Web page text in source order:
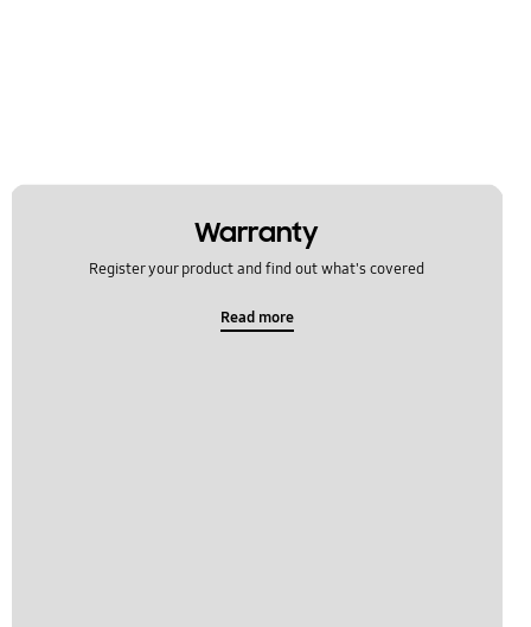
Warranty
Register your product and find out what's covered
Read more